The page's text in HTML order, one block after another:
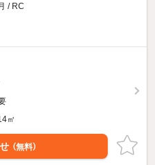
/ RC
㎡
（無料）